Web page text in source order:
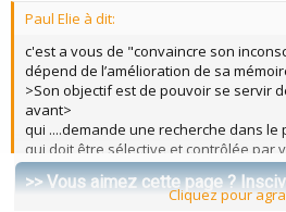
Paul Elie à dit:
c'est a vous de "convaincre son
dépend de l’amélioration de sa
>Son objectif est de pouvoir se servir
avant>
qui ....demande une recherche dans le
qui doit être sélective et contrôlée par
c’est très simple d’éviter les épisodes
vous dites:
Cliquez pour
>> Vous aimez cette page ?